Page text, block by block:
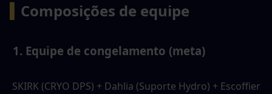
Composições de equipe
1. Equipe de congelamento (meta)
SKIRK (CRYO DPS) + Dahlia (Suporte Hydro) + Escoffier